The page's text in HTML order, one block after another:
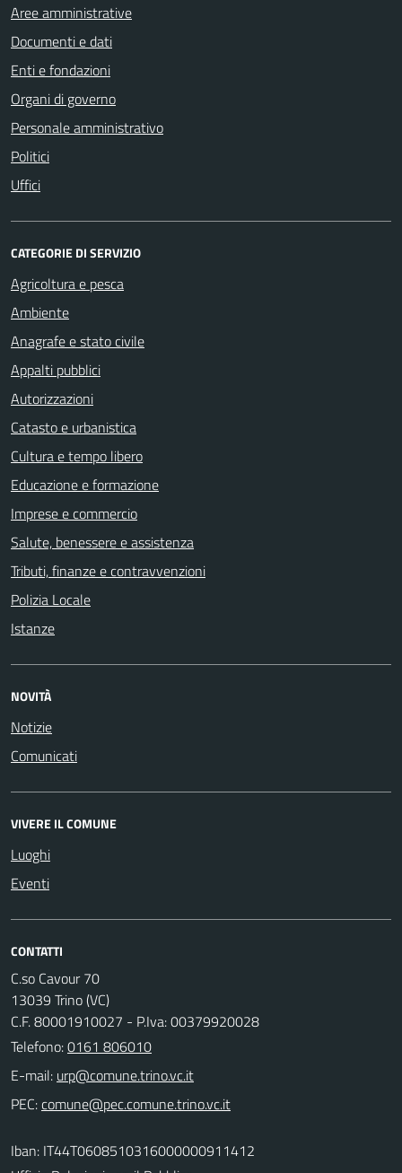
Aree amministrative
Documenti e dati
Enti e fondazioni
Organi di governo
Personale amministrativo
Politici
Uffici
CATEGORIE DI SERVIZIO
Agricoltura e pesca
Ambiente
Anagrafe e stato civile
Appalti pubblici
Autorizzazioni
Catasto e urbanistica
Cultura e tempo libero
Educazione e formazione
Imprese e commercio
Salute, benessere e assistenza
Tributi, finanze e contravvenzioni
Polizia Locale
Istanze
NOVITÀ
Notizie
Comunicati
VIVERE IL COMUNE
Luoghi
Eventi
CONTATTI
C.so Cavour 70
13039 Trino (VC)
C.F. 80001910027 - P.Iva: 00379920028
Telefono:0161 806010
E-mail:
PEC:
Iban: IT44T0608510316000000911412